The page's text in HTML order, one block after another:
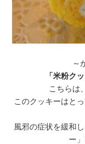
～
「米粉ク
こちらは
このクッキーはと
風邪の症状を緩和
ー